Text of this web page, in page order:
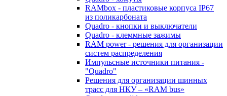
RAMbox - пластиковые корпуса IP67
из поликарбоната
Quadro - кнопки и выключатели
Quadro - клеммные зажимы
RAM power - решения для организации
систем распределения
Импульсные источники питания -
"Quadro"
Решения для организации шинных
трасс для НКУ – «RAM bus»